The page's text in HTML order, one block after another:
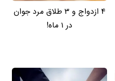
4 ازدواج و 3 طلاق مرد جوان
در 1 ماه!